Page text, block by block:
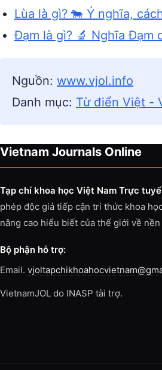
Lùa là gì? 🐄 Ý nghĩa,
Đạm là gì? 🔬 Nghĩa Đạm
Nguồn: www.vjol.info
Danh mục: Từ điển Việt -
Vietnam Journals Online
Tạp chí khoa học Việt Nam Trực
phép độc giả tiếp cận tri thức khoa
nâng cao hiểu biết của thế giới về
Bộ phận hỗ trợ:
Email.
VietnamJOL do INASP tài trợ.